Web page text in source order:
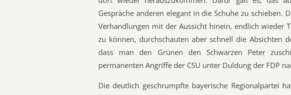
Gespräche anderen elegant in die Schuhe zu schieben.
Verhandlungen mit der Aussicht hinein, endlich wieder
zu können, durchschauten aber schnell die Absichten
dass man den Grünen den Schwarzen Peter
permanenten Angriffe der CSU unter Duldung der FDP
Die deutlich geschrumpfte bayerische Regionalpartei